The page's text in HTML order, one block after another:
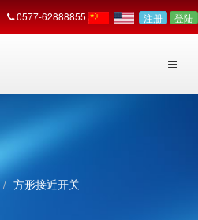
0577-62888855 注册 登陆
方形接近开关